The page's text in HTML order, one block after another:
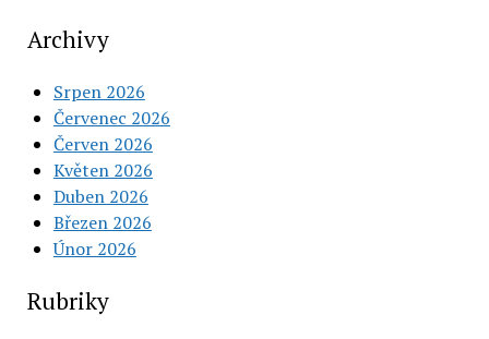
Archivy
Srpen 2026
Červenec 2026
Červen 2026
Květen 2026
Duben 2026
Březen 2026
Únor 2026
Rubriky